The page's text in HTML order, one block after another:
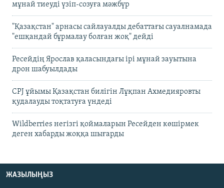
мұнай тиеуді үзіп-созуға мәжбүр
"Қазақстан" арнасы сайлауалды дебаттағы сауалнамада
"ешқандай бұрмалау болған жоқ" дейді
Ресейдің Ярослав қаласындағы ірі мұнай зауытына
дрон шабуылдады
CPJ ұйымы Қазақстан билігін Лұқпан Ахмедияровты
қудалауды тоқтатуға үндеді
Wildberries негізгі қоймаларын Ресейден көшірмек
деген хабарды жоққа шығарды
ЖАЗЫЛЫҢЫЗ